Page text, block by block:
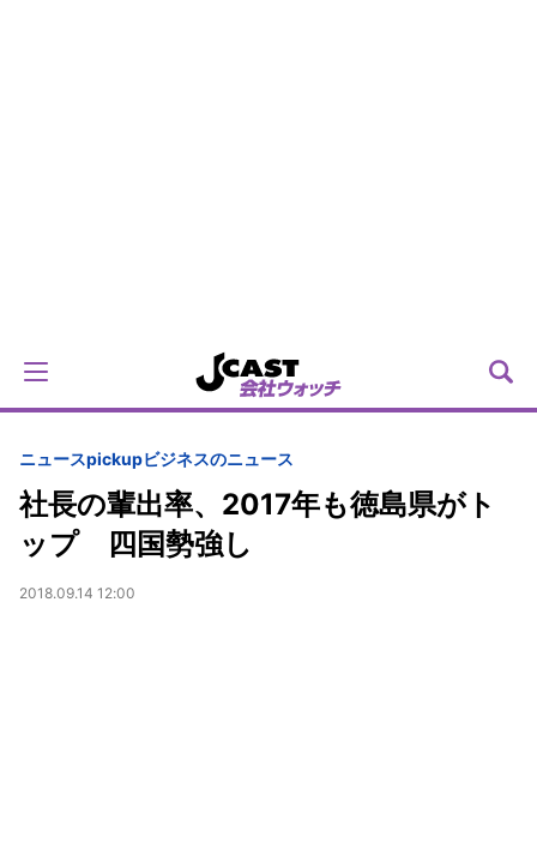
ニュースpickupビジネスのニュース
社長の輩出率、2017年も徳島県がト
ップ 四国勢強し
2018.09.14 12:00